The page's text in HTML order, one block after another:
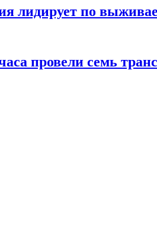
лидирует по
провели семь